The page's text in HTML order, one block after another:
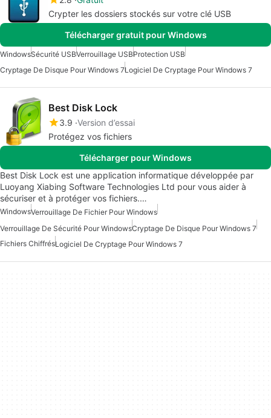
Crypter les dossiers stockés sur votre clé USB
Télécharger gratuit pour Windows
WindowsSécurité USBVerrouillage USBProtection USB
Cryptage De Disque Pour Windows 7Logiciel De Cryptage Pour Windows 7
Best Disk Lock
3.9 Version d’essai
Protégez vos fichiers
Télécharger pour Windows
Best Disk Lock est une application informatique développée par
Luoyang Xiabing Software Technologies Ltd pour vous aider à
sécuriser et à protéger vos fichiers.…
WindowsVerrouillage De Fichier Pour Windows
Verrouillage De Sécurité Pour WindowsCryptage De Disque Pour Windows 7
Fichiers ChiffrésLogiciel De Cryptage Pour Windows 7